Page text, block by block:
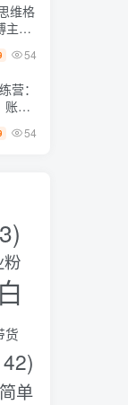
维格
主亲
设
6W54
营：
账号
54
粉
货
单